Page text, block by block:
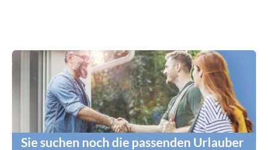
Sie suchen noch die passenden Urlauber